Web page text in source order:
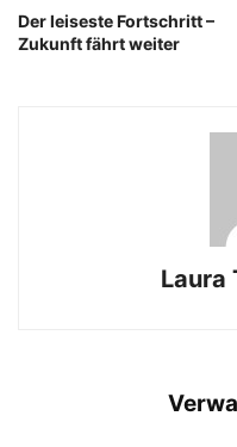
Der leiseste Fortschritt –
Zukunft fährt weiter
Laura